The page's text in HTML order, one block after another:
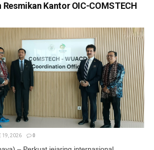
Kantor OIC-COMSTECH
19, 2026 0